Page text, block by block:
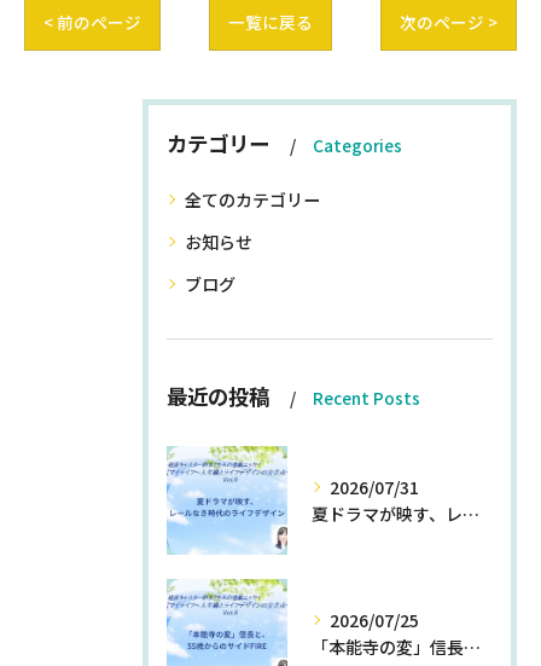
< 前のページ 一覧に戻る 次のページ >
カテゴリー Categories
全てのカテゴリー
お知らせ
ブログ
最近の投稿 Recent Posts
2026/07/31
夏ドラマが映す、レールなき時代のライフデザイン
2026/07/25
「本能寺の変」信長と、55歳からのサイドFIRE